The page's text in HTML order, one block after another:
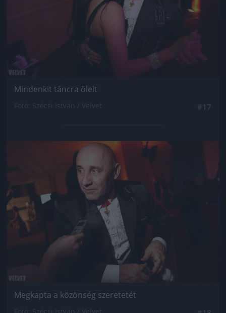
Mindenkit táncra ölelt
Jön még kép!
Megkapta a közönség szeretetét